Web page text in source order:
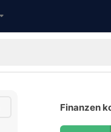
Finanzen